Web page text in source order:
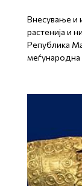
Внесување и
растенија и
Република
меѓународна